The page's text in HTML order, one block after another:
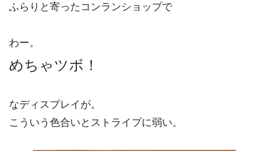
ふらりと寄ったコンランショップで
わー。
めちゃツボ！
なディスプレイが。
こういう色合いとストライプに弱い。